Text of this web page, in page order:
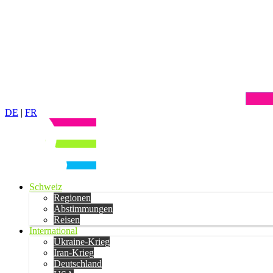
DE | FR
Schweiz
Regionen
Abstimmungen
Reisen
International
Ukraine-Krieg
Iran-Krieg
Deutschland